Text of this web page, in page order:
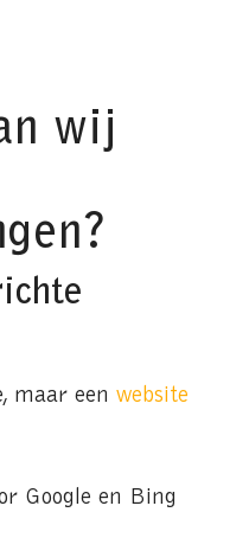
wij
maar een website
Google en Bing